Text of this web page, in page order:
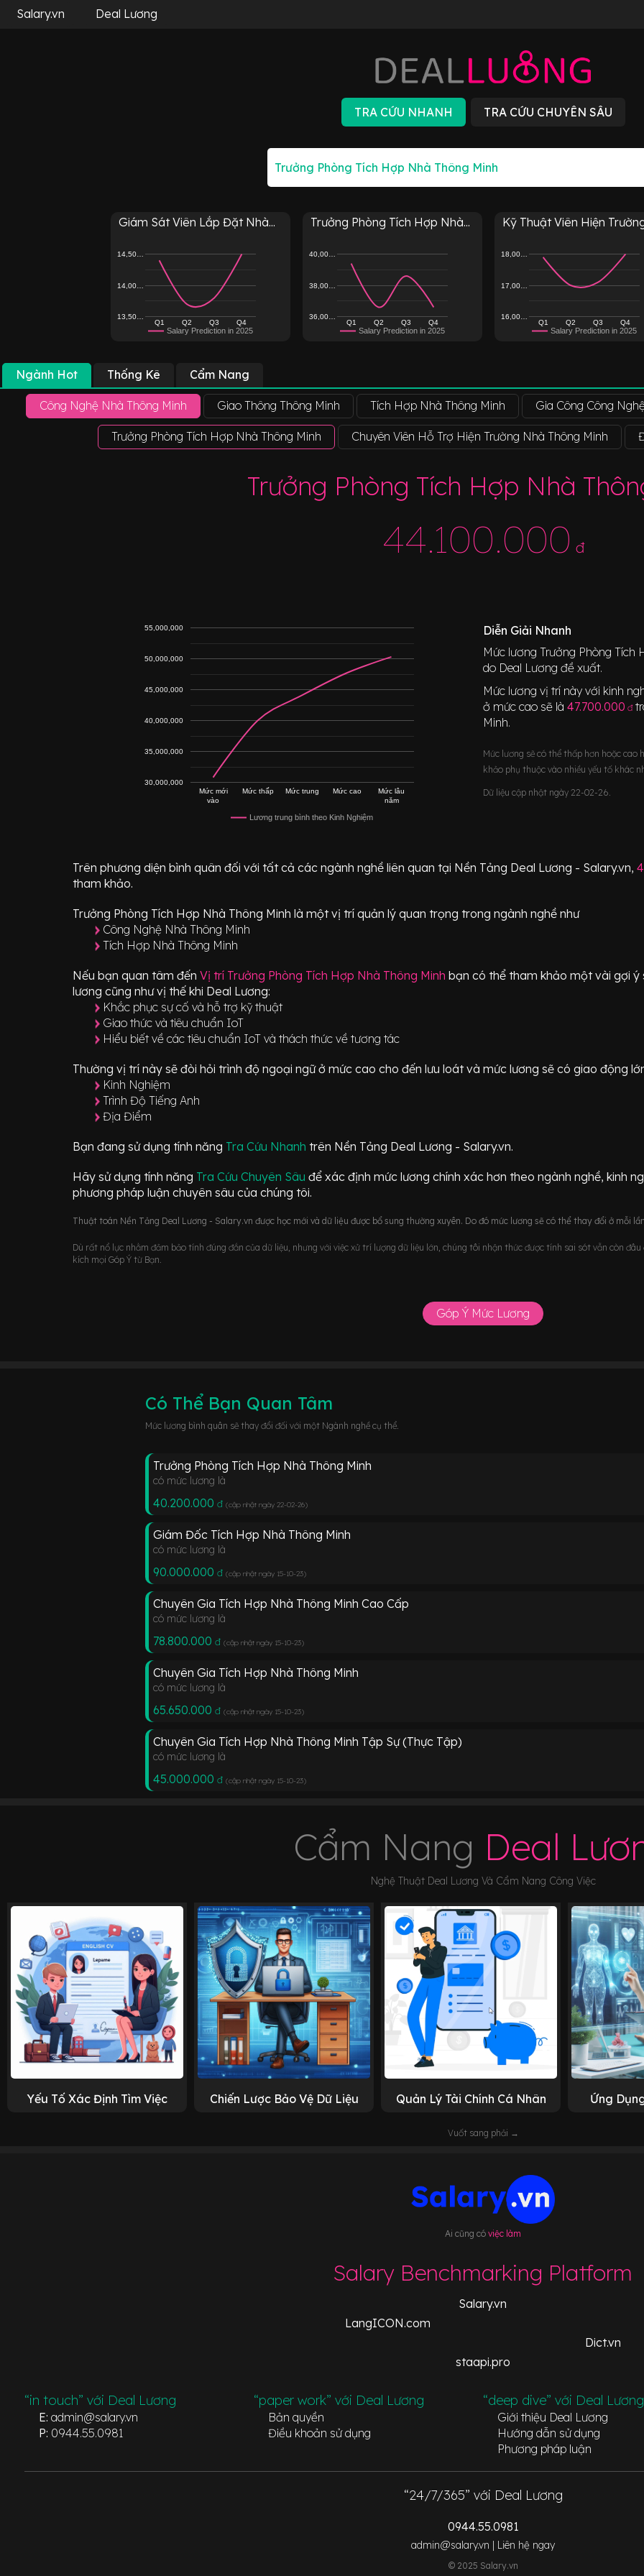
Salary.vn Deal Lương
Giám Sát Viên Lắp Đặt Nhà...
Salary Prediction in 2025
Q1 Q2 Q3 Q4
13,50…
14,00…
14,50…
Trưởng Phòng Tích Hợp Nhà...
Salary Prediction in 2025
Q1 Q2 Q3 Q4
36,00…
38,00…
40,00…
Kỹ Thuật Viên Hiện
Salary Prediction in 2025
Q1 Q2 Q3 Q4
16,00…
17,00…
18,00…
Ngành Hot Thống Kê Cẩm Nang
Công Nghệ Nhà Thông Minh Giao Thông Thông Minh Tích Hợp Nhà Thông Minh Gia Công Công
Trưởng Phòng Tích Hợp Nhà Thông Minh Chuyên Viên Hỗ Trợ Hiện Trường Nhà Thông Minh
Trưởng Phòng Tích Hợp Nhà
44.100.000 đ
Lương trung bình theo Kinh Nghiệm
Mức mới
vào
Mức thấp Mức trung Mức cao
Mức lâu
năm
30,000,000
35,000,000
40,000,000
45,000,000
50,000,000
55,000,000
Diễn Giải Nhanh
Mức lương Trưởng Phòng Tích
do Deal Lương đề xuất.
Mức lương vị trí này với kinh
ở mức cao sẽ là 47.700.000 đ
Minh.
Mức lương sẽ có thể thấp hơn hoặc
khảo phụ thuộc vào nhiều yếu tố khác
Dữ liệu cập nhật ngày 22-02-26.
Trên phương diện bình quân đối với tất cả các ngành nghề liên quan tại Nền Tảng Deal Lương - Salary.vn,
tham khảo.
Trưởng Phòng Tích Hợp Nhà Thông Minh là một vị trí quản lý quan trọng trong ngành nghề như
Công Nghệ Nhà Thông Minh
Tích Hợp Nhà Thông Minh
Nếu bạn quan tâm đến Vị trí Trưởng Phòng Tích Hợp Nhà Thông Minh bạn có thể tham khảo một vài gợi ý
lương cũng như vị thế khi Deal Lương:
Khắc phục sự cố và hỗ trợ kỹ thuật
Giao thức và tiêu chuẩn IoT
Hiểu biết về các tiêu chuẩn IoT và thách thức về tương tác
Thường vị trí này sẽ đòi hỏi trình độ ngoại ngữ ở mức cao cho đến lưu loát và mức lương sẽ có giao động
Kinh Nghiệm
Trình Độ Tiếng Anh
Địa Điểm
Bạn đang sử dụng tính năng Tra Cứu Nhanh trên Nền Tảng Deal Lương - Salary.vn.
Hãy sử dụng tính năng Tra Cứu Chuyên Sâu để xác định mức lương chính xác hơn theo ngành nghề, kinh
phương pháp luận chuyên sâu của chúng tôi.
Thuật toán Nền Tảng Deal Lương - Salary.vn được học mới và dữ liệu được bổ sung thường xuyên. Do đó mức lương sẽ có thể thay đổi ở mỗi
Dù rất nổ lực nhằm đảm bảo tính đúng đắn của dữ liệu, nhưng với việc xử trí lượng dữ liệu lớn, chúng tôi nhận thức được tính sai sót vẫn còn
kích mọi Góp Ý từ Bạn.
Góp Ý Mức Lương
Có Thể Bạn Quan Tâm
Mức lương bình quân sẽ thay đổi đối với một Ngành nghề cụ thể.
Trưởng Phòng Tích Hợp Nhà Thông Minh
có mức lương là
40.200.000 đ (cập nhật ngày 22-02-26)
Giám Đốc Tích Hợp Nhà Thông Minh
có mức lương là
90.000.000 đ (cập nhật ngày 15-10-23)
Chuyên Gia Tích Hợp Nhà Thông Minh Cao Cấp
có mức lương là
78.800.000 đ (cập nhật ngày 15-10-23)
Chuyên Gia Tích Hợp Nhà Thông Minh
có mức lương là
65.650.000 đ (cập nhật ngày 15-10-23)
Chuyên Gia Tích Hợp Nhà Thông Minh Tập Sự (Thực Tập)
có mức lương là
45.000.000 đ (cập nhật ngày 15-10-23)
Cẩm Nang Deal
Nghệ Thuật Deal Lương Và Cẩm Nang Công Việc
Yếu Tố Xác Định Tìm Việc Chiến Lược Bảo Vệ Dữ Liệu Quản Lý Tài Chính Cá Nhân Ứng
Vuốt sang phải →
Ai cũng cóviệc làm
Salary Benchmarking Platform
Salary.vn
LangICON.com
Dict.vn
staapi.pro
“in touch” với Deal Lương
E: admin@salary.vn
P: 0944.55.0981
“paper work” với Deal Lương
Bản quyền
Điều khoản sử dụng
“deep dive” với Deal Lương
Giới thiệu Deal Lương
Hướng dẫn sử dụng
Phương pháp luận
“24/7/365” với Deal Lương
0944.55.0981
admin@salary.vn | Liên hệ ngay
© 2025 Salary.vn